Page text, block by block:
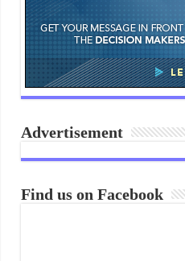
Advertisement
Find us on Facebook